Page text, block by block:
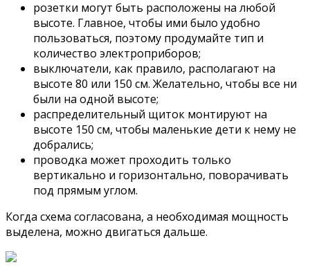
розетки могут быть расположены на любой
высоте. Главное, чтобы ими было удобно
пользоваться, поэтому продумайте тип и
количество электроприборов;
выключатели, как правило, располагают на
высоте 80 или 150 см. Желательно, чтобы все ни
были на одной высоте;
распределительный щиток монтируют на
высоте 150 см, чтобы маленькие дети к нему не
добрались;
проводка может проходить только
вертикально и горизонтально, поворачивать
под прямым углом.
Когда схема согласована, а необходимая мощность
выделена, можно двигаться дальше.